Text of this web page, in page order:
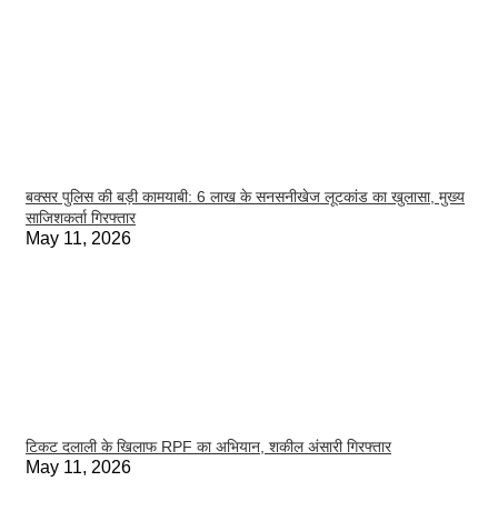
बक्सर पुलिस की बड़ी कामयाबी: 6 लाख के सनसनीखेज लूटकांड का खुलासा, मुख्य
साजिशकर्ता गिरफ्तार
May 11, 2026
टिकट दलाली के खिलाफ RPF का अभियान, शकील अंसारी गिरफ्तार
May 11, 2026